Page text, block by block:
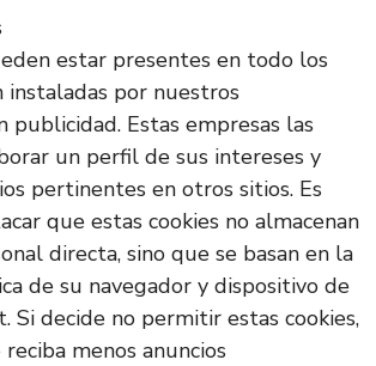
estar presentes en todo los
instaladas por nuestros
publicidad. Estas empresas las
un perfil de sus intereses y
pertinentes en otros sitios. Es
que estas cookies no almacenan
directa, sino que se basan en la
de su navegador y dispositivo de
Si decide no permitir estas cookies,
menos anuncios